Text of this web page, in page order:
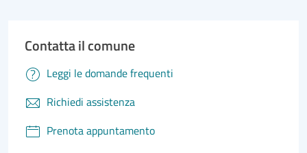
Contatta il comune
Leggi le domande frequenti
Richiedi assistenza
Prenota appuntamento